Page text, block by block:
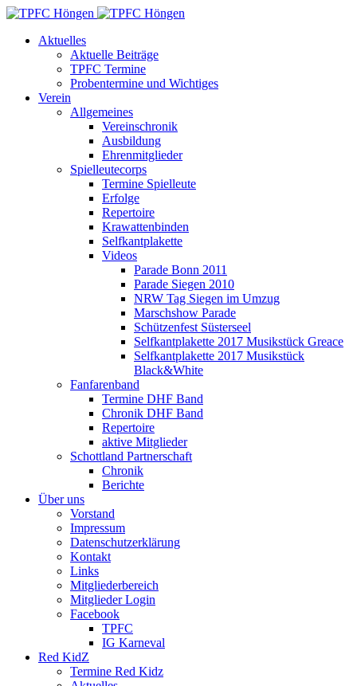
Aktuelles
Aktuelle Beiträge
TPFC Termine
Probentermine und Wichtiges
Verein
Allgemeines
Vereinschronik
Ausbildung
Ehrenmitglieder
Spielleutecorps
Termine Spielleute
Erfolge
Repertoire
Krawattenbinden
Selfkantplakette
Videos
Parade Bonn 2011
Parade Siegen 2010
NRW Tag Siegen im Umzug
Marschshow Parade
Schützenfest Süsterseel
Selfkantplakette 2017 Musikstück Greace
Selfkantplakette 2017 Musikstück
Black&White
Fanfarenband
Termine DHF Band
Chronik DHF Band
Repertoire
aktive Mitglieder
Schottland Partnerschaft
Chronik
Berichte
Über uns
Vorstand
Impressum
Datenschutzerklärung
Kontakt
Links
Mitgliederbereich
Mitglieder Login
Facebook
TPFC
IG Karneval
Red KidZ
Termine Red Kidz